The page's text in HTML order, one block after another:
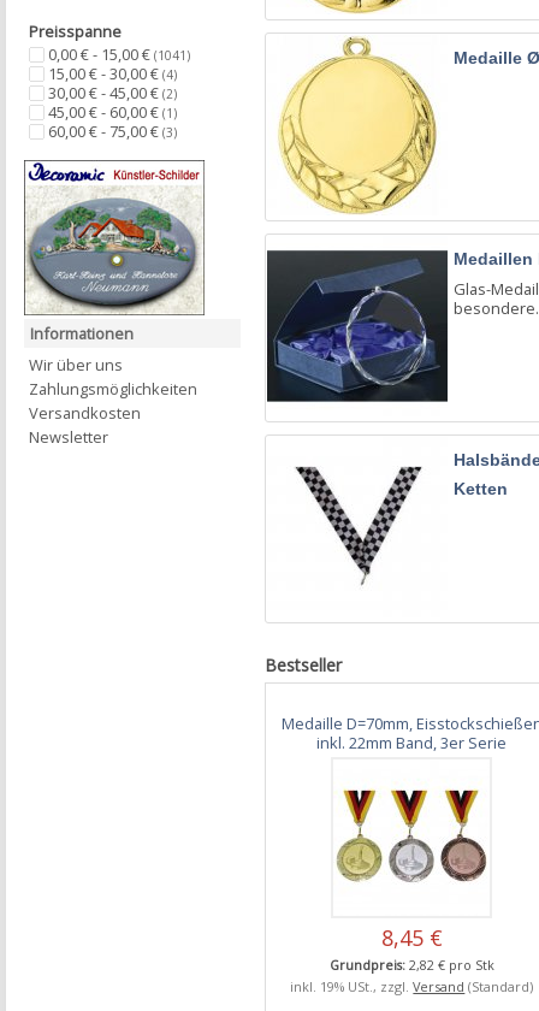
Medaille
Medaillen
Glas-
Ketten
Bestseller
Medaille D=70mm,
inkl. 22mm Band, 3er Serie
8,45 €
Grundpreis:2,82 € pro Stk
inkl. 19% USt., zzgl.Versand (Standard)
Preisspanne
0,00 € - 15,00 € (1041)
15,00 € - 30,00 € (4)
30,00 € - 45,00 € (2)
45,00 € - 60,00 € (1)
60,00 € - 75,00 € (3)
Informationen
Wir über uns
Zahlungsmöglichkeiten
Versandkosten
Newsletter